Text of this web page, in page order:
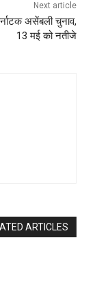
Next article
असेंबली चुनाव,
13 मई को नतीजे
ARTICLES